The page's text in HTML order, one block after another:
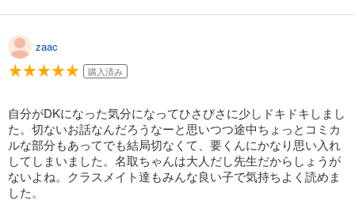
zaac
購入済み
自分がDKになった気分になってひさびさに少しドキドキしまし
た。切ないお話なんだろうなーと思いつつ途中ちょっとコミカ
ルな部分もあってでも結局切なくて、要くんにかなり思い入れ
してしまいました。名取ちゃんは大人だし先生だからしょうが
ないよね。クラスメイト達もみんな良い子で気持ちよく読めま
した。